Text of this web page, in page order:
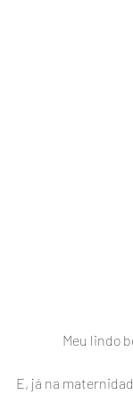
Meu lindo
E, já na